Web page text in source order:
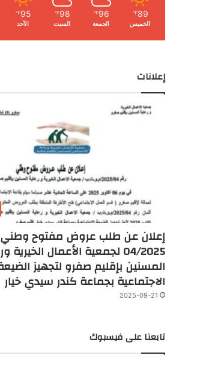
89
℉
الخميس
96
℉
الجمعة
98
℉
السبت
95
℉
الأحد
إعلانات
إعلان عن طلب عروض مفتوح
04/2025 لجمعية الأعمال الخيرية
المسنين بإقليم صفرو لتجهيز
الاجتماعية بجماعة كندر سيدي خيار
2025-09-21
تابعنا على فيسبوك